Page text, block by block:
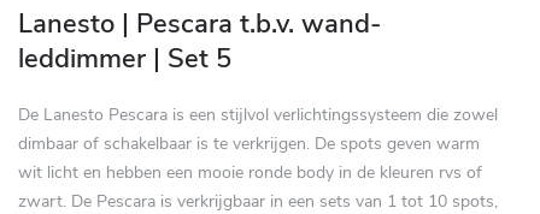
Lanesto | Pescara t.b.v. wand-
leddimmer | Set 5
De Lanesto Pescara is een stijlvol verlichtingssysteem die zowel
dimbaar of schakelbaar is te verkrijgen. De spots geven warm
wit licht en hebben een mooie ronde body in de kleuren rvs of
zwart. De Pescara is verkrijgbaar in een sets van 1 tot 10 spots,
naar
begin
de
afbeeldingen-
gallerij